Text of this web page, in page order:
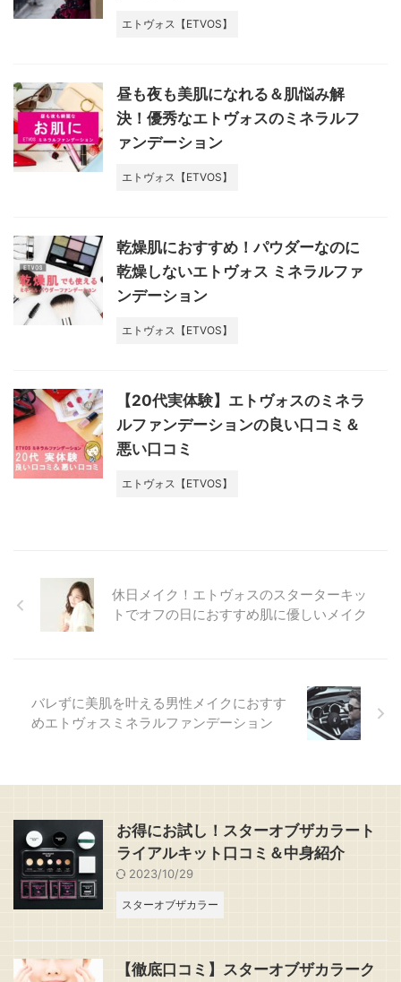
エトヴォス【ETVOS】
昼も夜も美肌になれる＆肌悩み解
決！優秀なエトヴォスのミネラルフ
ァンデーション
エトヴォス【ETVOS】
乾燥肌におすすめ！パウダーなのに
乾燥しないエトヴォス ミネラルファ
ンデーション
エトヴォス【ETVOS】
【20代実体験】エトヴォスのミネラ
ルファンデーションの良い口コミ＆
悪い口コミ
エトヴォス【ETVOS】
休日メイク！エトヴォスのスターターキッ
トでオフの日におすすめ肌に優しいメイク
バレずに美肌を叶える男性メイクにおすす
めエトヴォスミネラルファンデーション
お得にお試し！スターオブザカラート
ライアルキット口コミ＆中身紹介
2023/10/29
スターオブザカラー
【徹底口コミ】スターオブザカラーク